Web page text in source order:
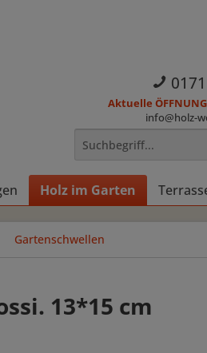
Aktuelle
info@holz-
Holz im Garten
Gartenschwellen
13*15 cm